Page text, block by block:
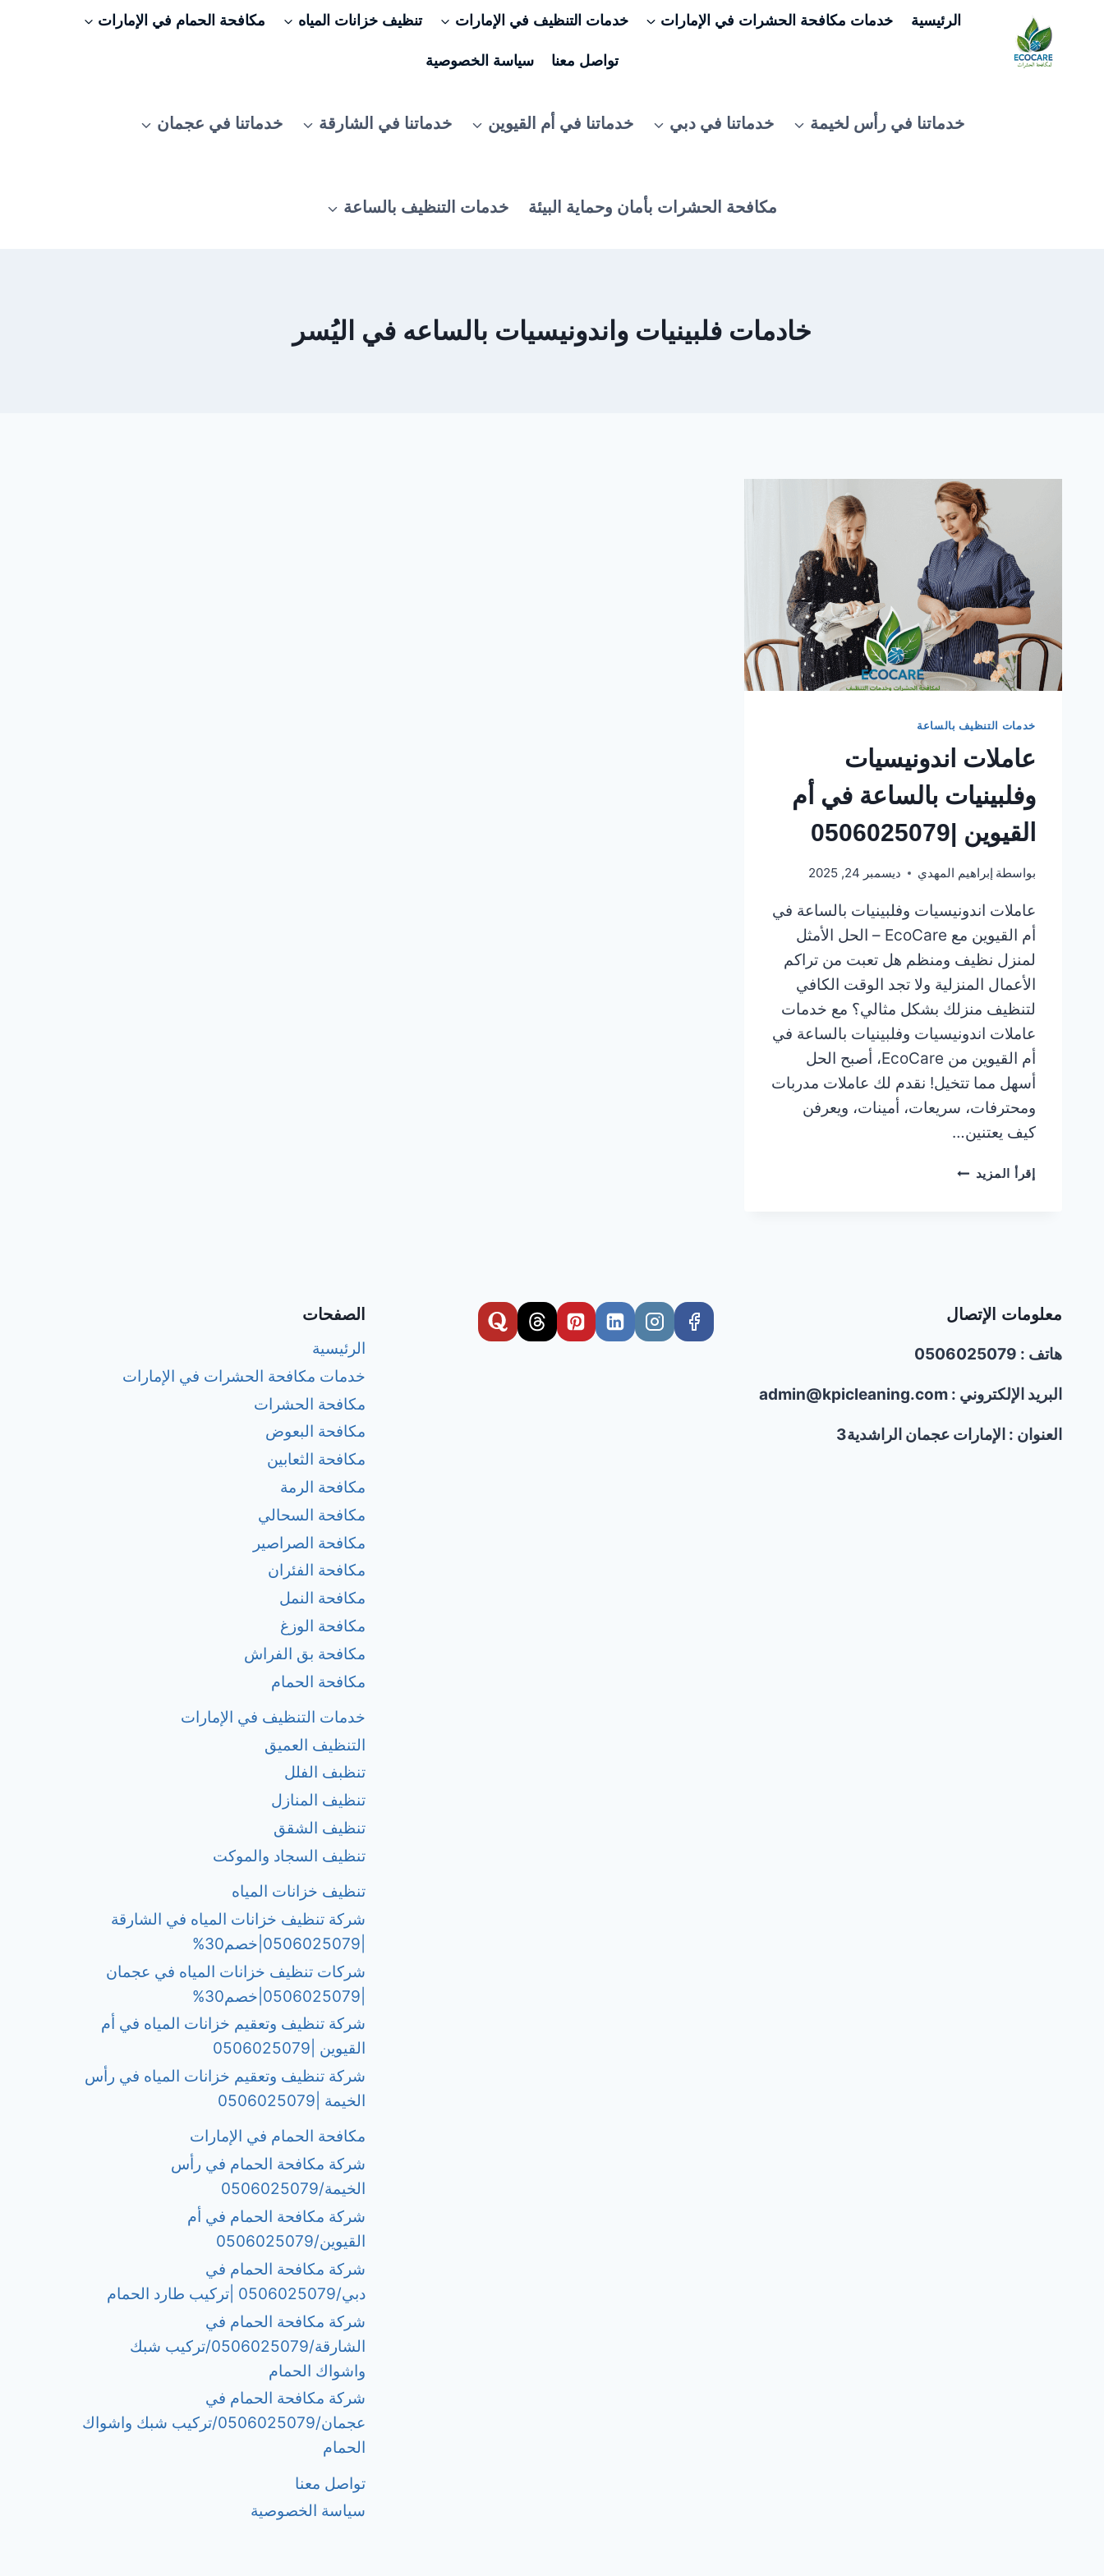
المحتوى
الرئيسية خدمات مكافحة الحشرات في الإمارات خدمات التنظيف في الإمارات تنظيف خزانات المياه مكافحة الحمام في الإمارات
تواصل معنا سياسة الخصوصية
خدماتنا في رأس لخيمة خدماتنا في دبي خدماتنا في أم القيوين خدماتنا في الشارقة خدماتنا في عجمان
مكافحة الحشرات بأمان وحماية البيئة خدمات التنظيف بالساعة
خادمات فلبينيات واندونيسيات بالساعه في اليُسر
خدمات التنظيف بالساعة
عاملات اندونيسيات
وفلبينيات بالساعة في أم
القيوين |0506025079
بواسطة إبراهيم المهدي ديسمبر 24, 2025
عاملات اندونيسيات وفلبينيات بالساعة في
أم القيوين مع EcoCare – الحل الأمثل
لمنزل نظيف ومنظم هل تعبت من تراكم
الأعمال المنزلية ولا تجد الوقت الكافي
لتنظيف منزلك بشكل مثالي؟ مع خدمات
عاملات اندونيسيات وفلبينيات بالساعة في
أم القيوين من EcoCare، أصبح الحل
أسهل مما تتخيل! نقدم لك عاملات مدربات
ومحترفات، سريعات، أمينات، ويعرفن
كيف يعتنين…
إقرأ المزيد عاملات
معلومات الإتصال
هاتف : 0506025079
البريد الإلكتروني : admin@kpicleaning.com
العنوان : الإمارات عجمان الراشدية3
الصفحات
الرئيسية
خدمات مكافحة الحشرات في الإمارات
مكافحة الحشرات
مكافحة البعوض
مكافحة الثعابين
مكافحة الرمة
مكافحة السحالي
مكافحة الصراصير
مكافحة الفئران
مكافحة النمل
مكافحة الوزغ
مكافحة بق الفراش
مكافحة الحمام
خدمات التنظيف في الإمارات
التنظيف العميق
تنظبف الفلل
تنظيف المنازل
تنظيف الشقق
تنظيف السجاد والموكت
تنظيف خزانات المياه
شركة تنظيف خزانات المياه في الشارقة
شركات تنظيف خزانات المياه في عجمان
شركة تنظيف وتعقيم خزانات المياه في أم
القيوين |0506025079
شركة تنظيف وتعقيم خزانات المياه في رأس
الخيمة |0506025079
مكافحة الحمام في الإمارات
شركة مكافحة الحمام في رأس
الخيمة/0506025079
شركة مكافحة الحمام في أم
القيوين/0506025079
شركة مكافحة الحمام في
دبي/0506025079 |تركيب طارد الحمام
شركة مكافحة الحمام في
الشارقة/0506025079/تركيب شبك
واشواك الحمام
شركة مكافحة الحمام في
عجمان/0506025079/تركيب شبك واشواك
الحمام
تواصل معنا
سياسة الخصوصية